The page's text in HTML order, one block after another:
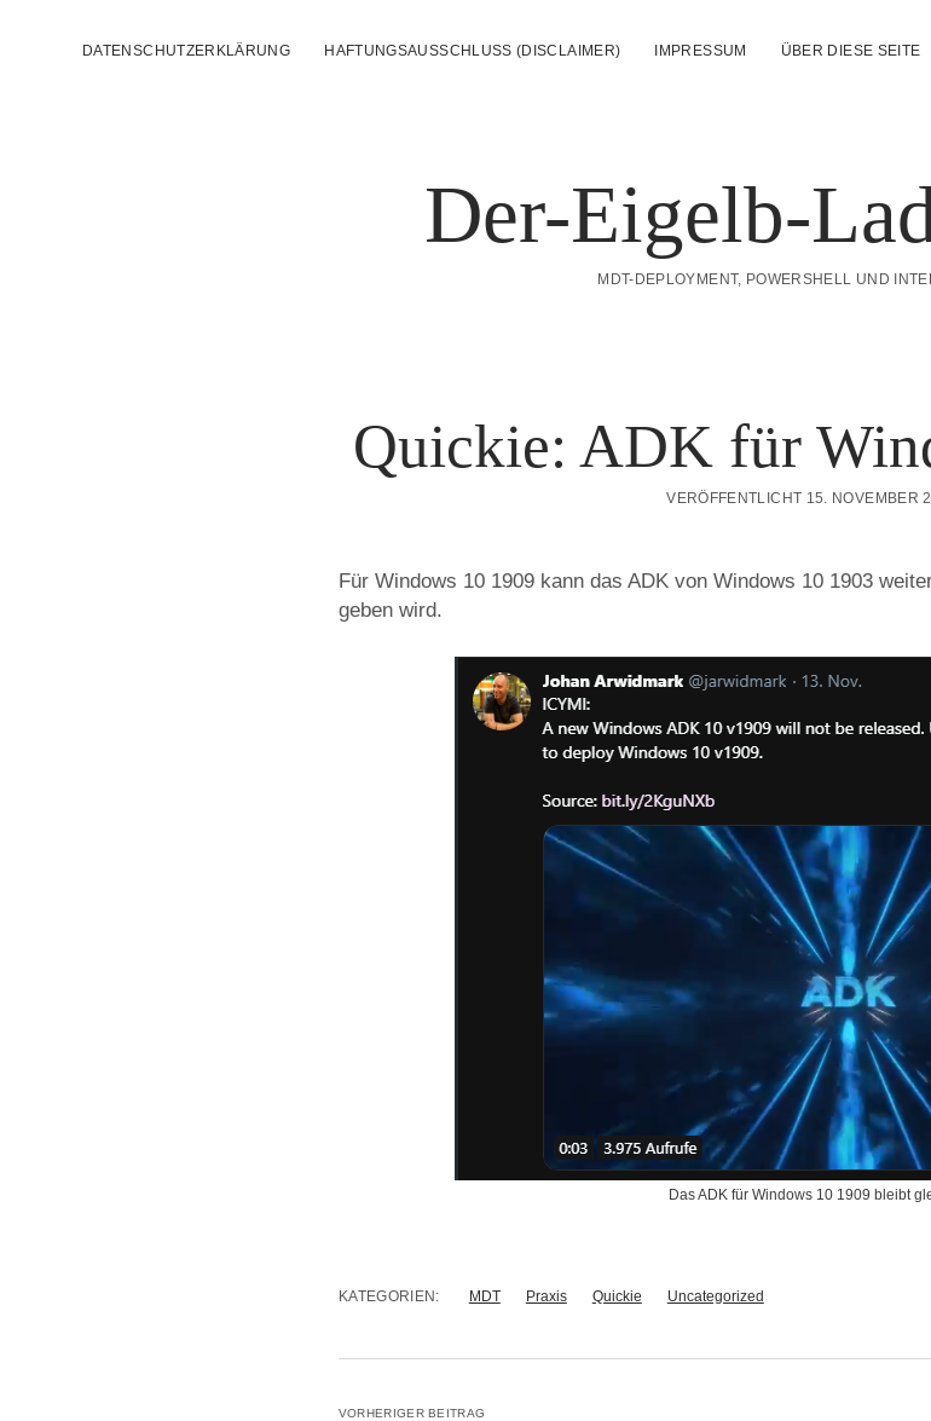
DATENSCHUTZERKLÄRUNG HAFTUNGSAUSSCHLUSS (DISCLAIMER) IMPRESSUM ÜBER DIESE SEITE
Der-Eigelb-
MDT-DEPLOYMENT, POWERSHELL UND
Quickie: ADK für
VERÖFFENTLICHT 15. NOVEMBER
Für Windows 10 1909 kann das ADK von Windows 10 1903
geben wird.
Das ADK für Windows 10 1909 bleibt
KATEGORIEN: MDT Praxis Quickie Uncategorized
VORHERIGER BEITRAG